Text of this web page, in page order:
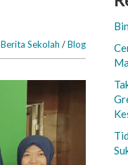
Berita Sekolah /Blog